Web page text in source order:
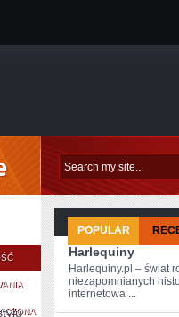
SPORT
I
POPULAR
Harlequiny
Harlequiny.pl – świat
niezapomnianych
internetowa ...